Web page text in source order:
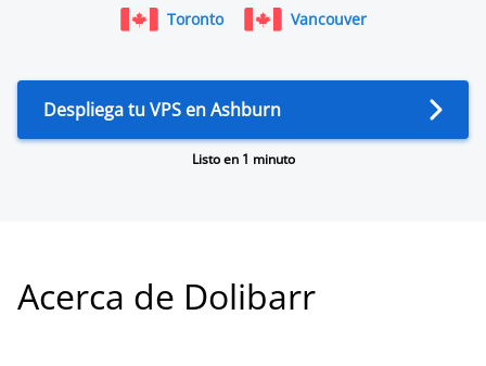
Toronto Vancouver
Despliega tu VPS en Ashburn
Listo en 1 minuto
Acerca de Dolibarr